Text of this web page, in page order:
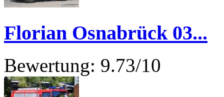
Florian Osnabrück 03...
Bewertung: 9.73/10